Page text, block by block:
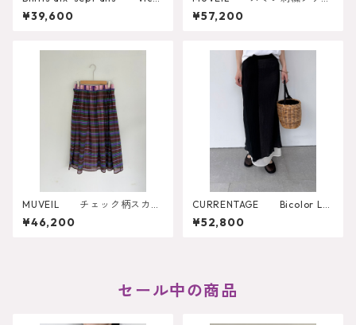
rian Skirt
¥39,600
トスカート
¥57,200
MUVEIL チェック柄スカー
ト MA262FS001
¥46,200
CURRENTAGE Bicolor La
yered Skirt
¥52,800
セール中の商品